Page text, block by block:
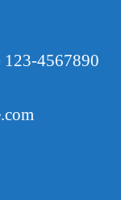
123-4567890